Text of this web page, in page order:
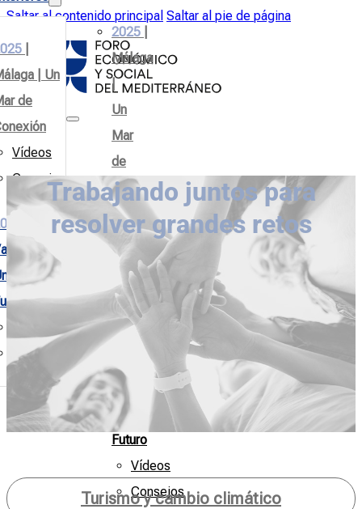
Saltar al contenido principal Saltar al pie de página
| Un
de
Vídeos
Consejos
|
Mar de
Consejos
2025
Málaga
|
Un
Mar
de
Conexión
Vídeos
Consejos
2024
Valéncia
|
Mar
de
Futuro
Vídeos
Consejos
Trabajando juntos para
resolver grandes retos
Turismo y cambio climático